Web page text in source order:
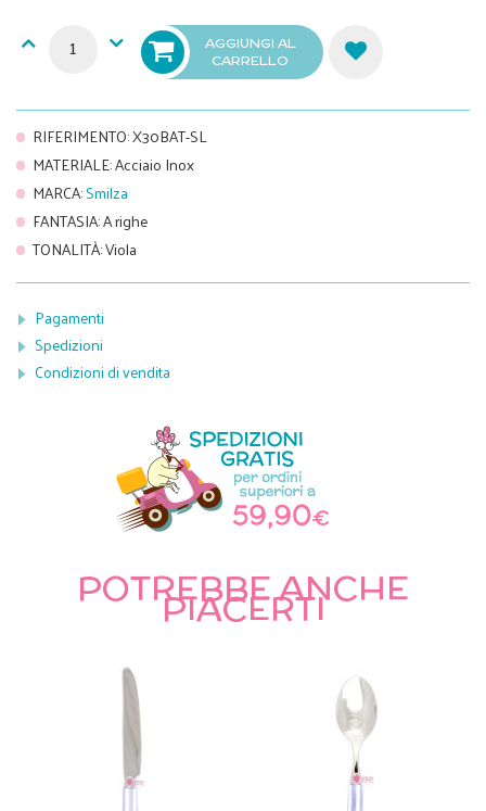
AGGIUNGI AL
CARRELLO
RIFERIMENTO:X30BAT-SL
MATERIALE:Acciaio Inox
MARCA:Smilza
FANTASIA:A righe
TONALITÀ:Viola
Pagamenti
Spedizioni
Condizioni di vendita
POTREBBE ANCHE
PIACERTI